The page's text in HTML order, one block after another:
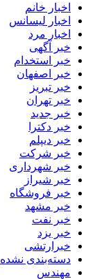
اخبار خانم
اخبار لیسانس
اخبار مرد
خبر آگهی
خبر استخدام
خبر اصفهان
خبر تبریز
خبر تهران
خبر جدید
خبر دکترا
خبر دیپلم
خبر شرکت
خبر شهرداری
خبر شیراز
خبر فروشگاه
خبر مشهد
خبر نفت
خبر یزد
خبرارتشی
دسته‌بندی نشده
مهندس